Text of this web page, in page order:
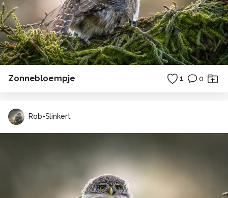
Zonnebloempje 1 0
Rob-Slinkert